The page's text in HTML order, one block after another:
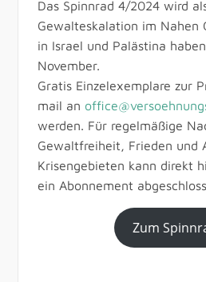
Das Spinnrad 4/2024 wird
Gewalteskalation im Nahen
in Israel und Palästina
November.
Gratis Einzelexemplare zur
mail an
werden. Für regelmäßige
Gewaltfreiheit, Frieden und
Krisengebieten kann direkt
ein Abonnement
Zum